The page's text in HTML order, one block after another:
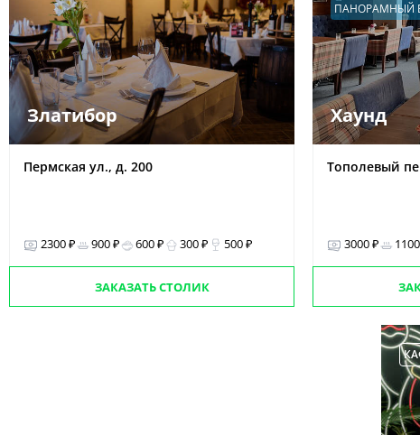
Златибор
Пермская ул., д. 200
2300 ₽ 900 ₽ 600 ₽ 300 ₽ 500 ₽
ЗАКАЗАТЬ СТОЛИК
ПАНОРАМНЫЙ
Хаунд
Тополевый
3000 ₽